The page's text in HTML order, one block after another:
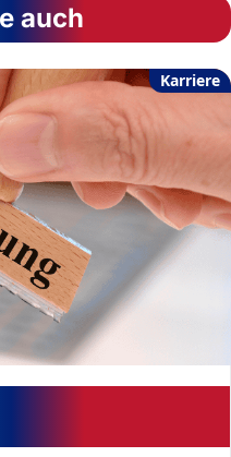
auch
Karriere